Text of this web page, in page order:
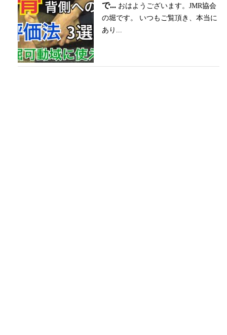
で... おはようございます。JMR協会
の堀です。 いつもご覧頂き、本当に
あり...